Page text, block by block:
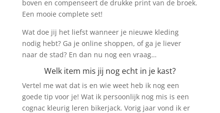
boven en compenseert de drukke print van de broek.
Een mooie complete set!
Wat doe jij het liefst wanneer je nieuwe kleding
nodig hebt? Ga je online shoppen, of ga je liever
naar de stad? En dan nu nog een vraag…
Welk item mis jij nog echt in je kast?
Vertel me wat dat is en wie weet heb ik nog een
goede tip voor je! Wat ik persoonlijk nog mis is een
cognac kleurig leren bikerjack. Vorig jaar vond ik er